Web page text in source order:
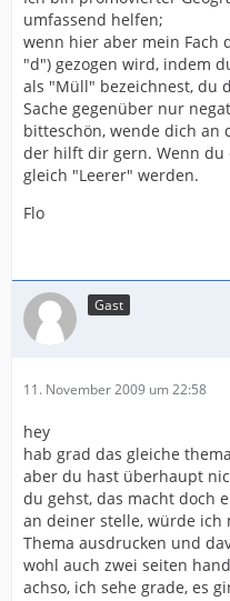
umfassend helfen;
wenn hier aber mein Fach
"d") gezogen wird, indem
als "Müll" bezeichnest, du
Sache gegenüber nur
bitteschön, wende dich an
der hilft dir gern. Wenn du
gleich "Leerer" werden.
Flo
Gast
11. November 2009 um 22:58
hey
hab grad das gleiche
aber du hast überhaupt
du gehst, das macht doch
an deiner stelle, würde ich
Thema ausdrucken und
wohl auch zwei seiten
achso, ich sehe grade, es